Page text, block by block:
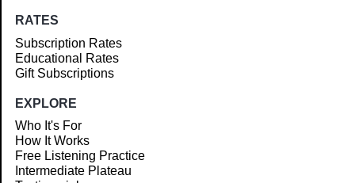
RATES
Subscription Rates
Educational Rates
Gift Subscriptions
EXPLORE
Who It's For
How It Works
Free Listening Practice
Intermediate Plateau